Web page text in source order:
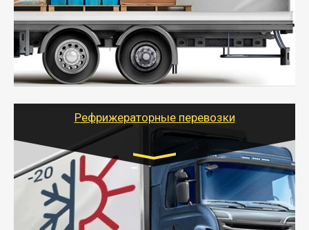
- Экономный способ доставить вещи от 200 кг в
другой город - догрузом или попутно. Попутные
грузоперевозки для физлиц, ИП и юрлиц обходятся
дешевле.
- Тайгер Логистик организует доставку
крупногабаритных и личных вещей по нужному
для погрузочно-разгрузочных работ при перевозке.
Рефрижераторные перевозки
Транспорт:
Газель (1,5 и 3 тонны), Бычок, Еврофура от 5 до
10 тонн
от 6000 руб.